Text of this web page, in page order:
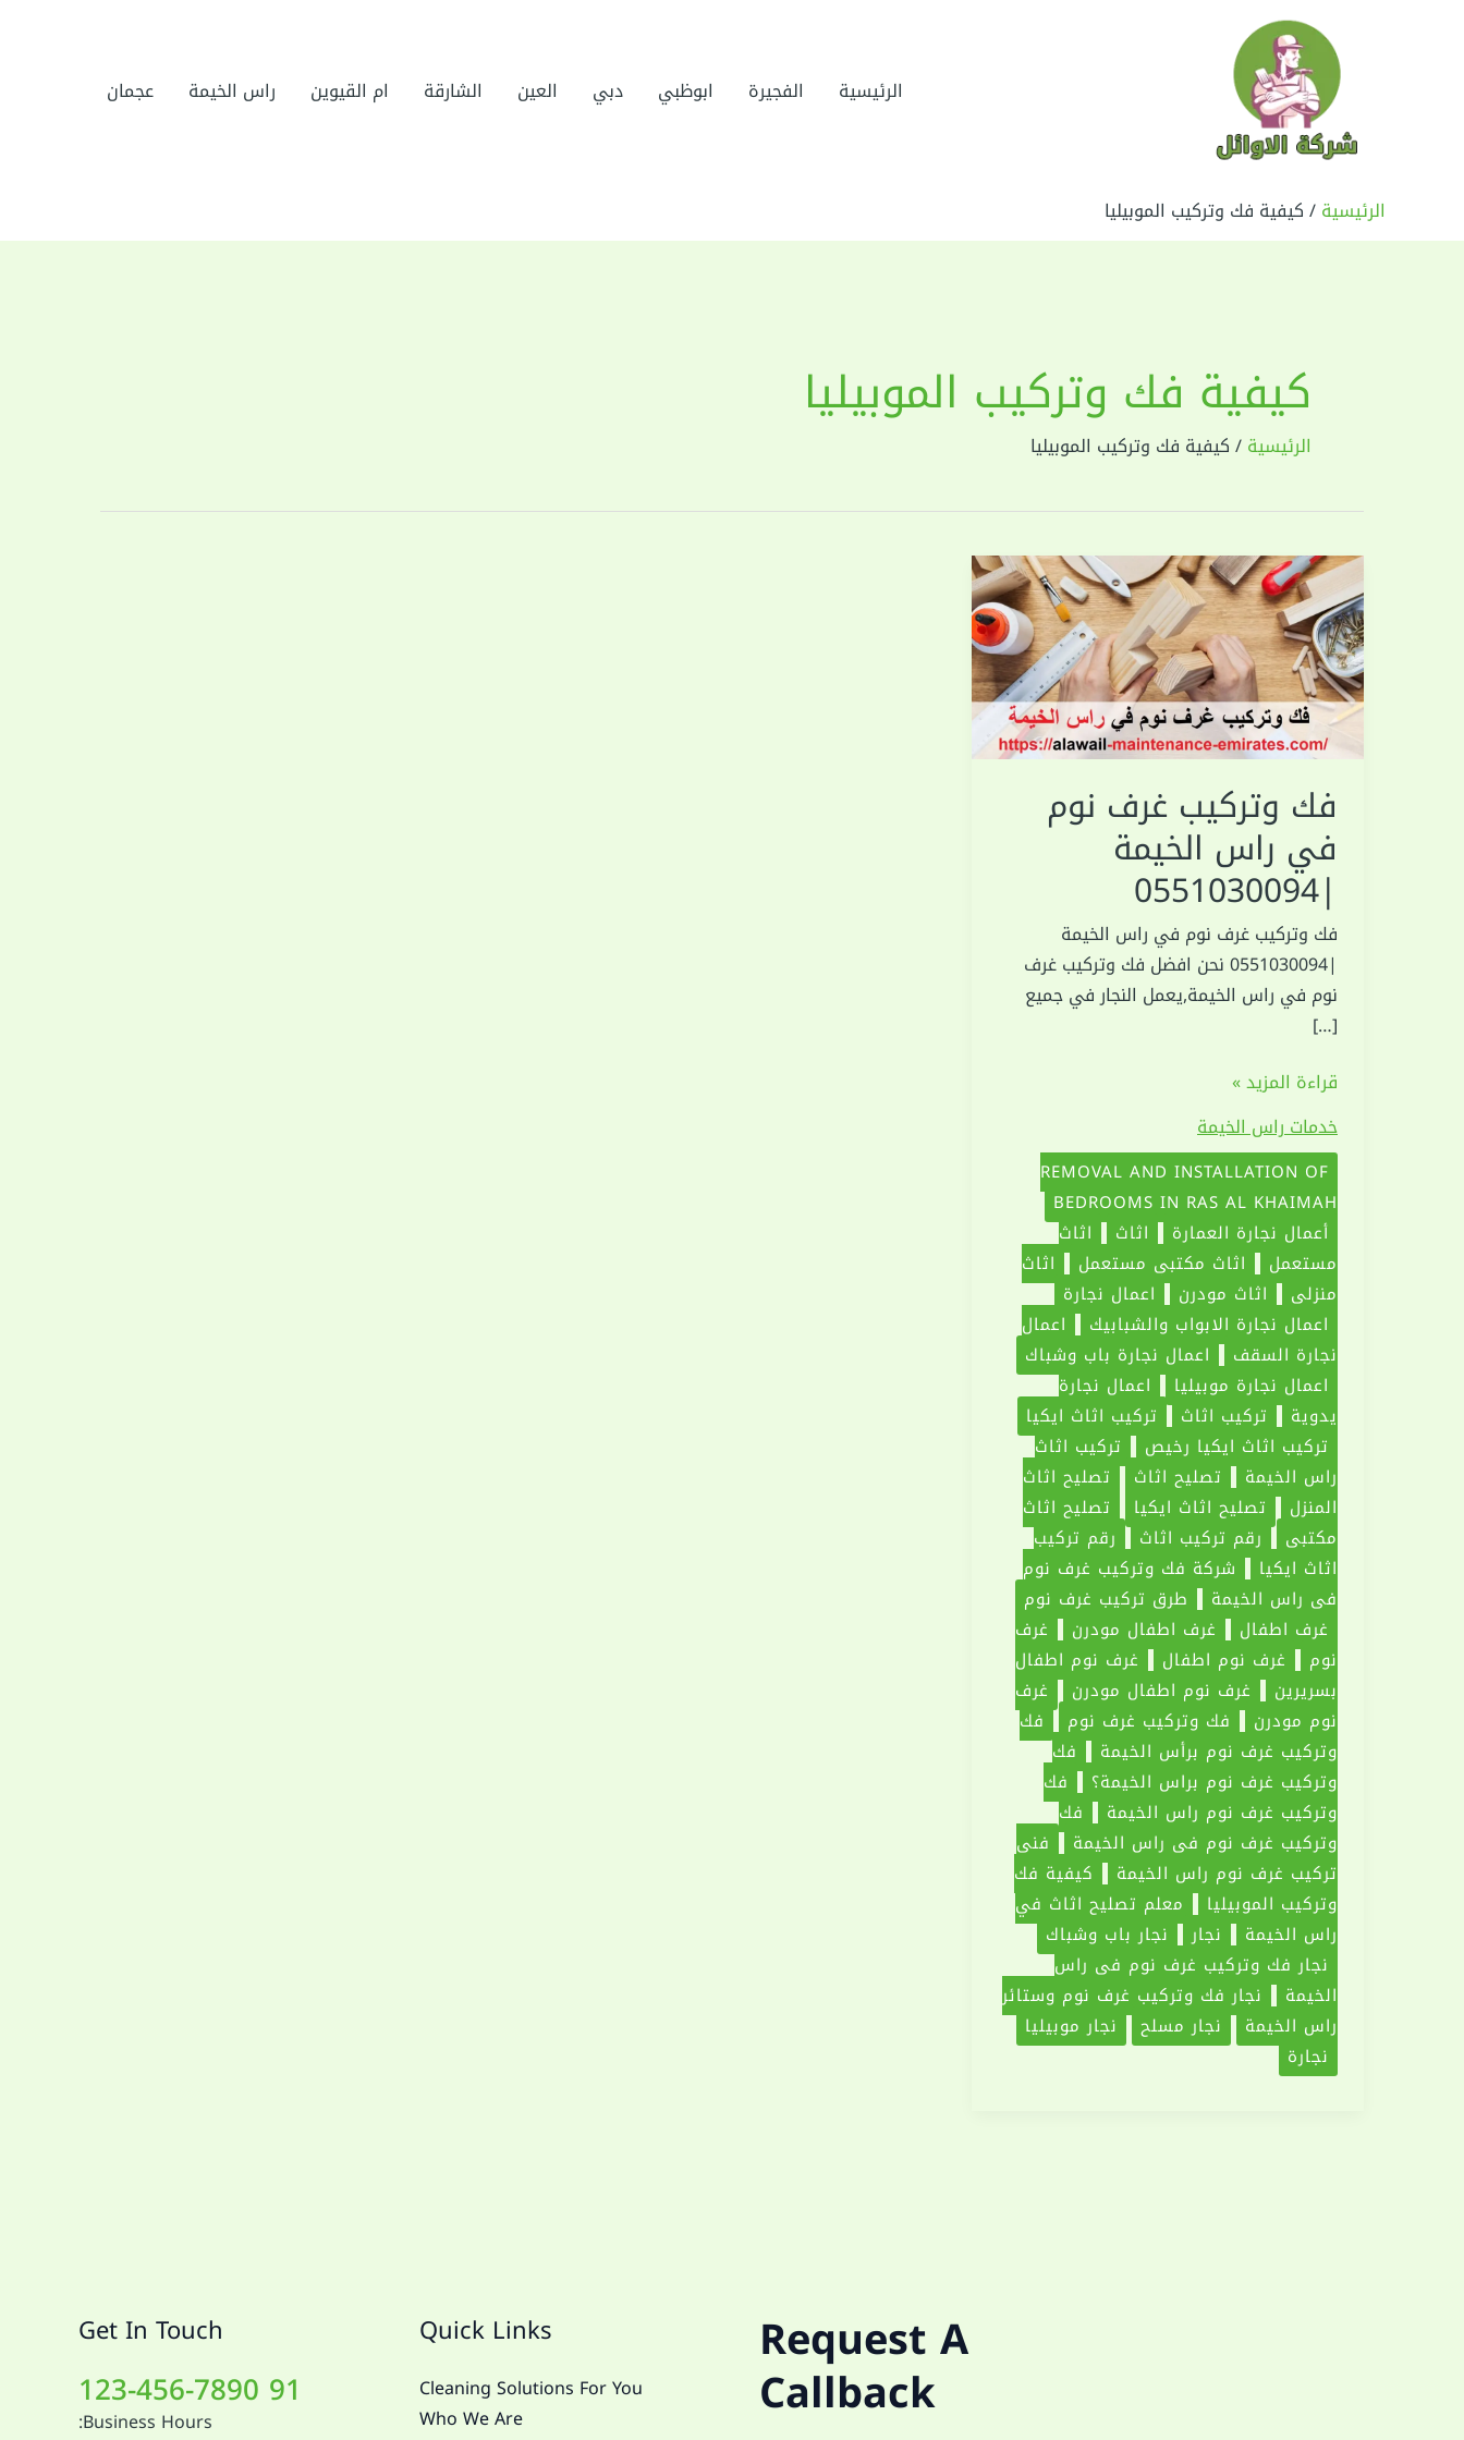
الرئيسية الفجيرة ابوظبي دبي العين الشارقة ام القيوين راس الخيمة عجمان
الرئيسية كيفية فك وتركيب الموبيليا
كيفية فك وتركيب الموبيليا
الرئيسية كيفية فك وتركيب الموبيليا
فك وتركيب غرف نوم
في راس الخيمة
|0551030094
فك وتركيب غرف نوم في راس الخيمة
|0551030094 نحن افضل فك وتركيب غرف
نوم في راس الخيمة,يعمل النجار في جميع
[…]
فك
وتركيب
غرف
نوم
في
راس
الخيمة
|0551030094
قراءة المزيد »
خدمات راس الخيمة
REMOVAL AND INSTALLATION OF
BEDROOMS IN RAS AL KHAIMAH
أعمال نجارة العمارة
اثاث
اثاث
مستعمل
اثاث مكتبي مستعمل
اثاث
منزلي
اثاث مودرن
اعمال نجارة
اعمال نجارة الابواب والشبابيك
اعمال
نجارة السقف
اعمال نجارة باب وشباك
اعمال نجارة موبيليا
اعمال نجارة
يدوية
تركيب اثاث
تركيب اثاث ايكيا
تركيب اثاث ايكيا رخيص
تركيب اثاث
راس الخيمة
تصليح اثاث
تصليح اثاث
المنزل
تصليح اثاث ايكيا
تصليح اثاث
مكتبي
رقم تركيب اثاث
رقم تركيب
اثاث ايكيا
شركة فك وتركيب غرف نوم
في راس الخيمة
طرق تركيب غرف نوم
غرف اطفال
غرف اطفال مودرن
غرف
نوم
غرف نوم اطفال
غرف نوم اطفال
بسريرين
غرف نوم اطفال مودرن
غرف
نوم مودرن
فك وتركيب غرف نوم
فك
وتركيب غرف نوم برأس الخيمة
فك
وتركيب غرف نوم براس الخيمة؟
فك
وتركيب غرف نوم راس الخيمة
فك
وتركيب غرف نوم في راس الخيمة
فني
تركيب غرف نوم راس الخيمة
كيفية فك
وتركيب الموبيليا
معلم تصليح اثاث في
راس الخيمة
نجار
نجار باب وشباك
نجار فك وتركيب غرف نوم في راس
الخيمة
نجار فك وتركيب غرف نوم وستائر
راس الخيمة
نجار مسلح
نجار موبيليا
نجارة
Request A
Callback
Quick Links
Cleaning Solutions For You
Who We Are
Get In Touch
91 123-456-7890
Business Hours: